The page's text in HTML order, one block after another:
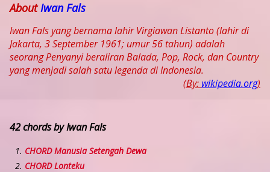
AboutIwan Fals
Iwan Fals yang bernama lahir Virgiawan Listanto (lahir di
Jakarta, 3 September 1961; umur 56 tahun) adalah
seorang Penyanyi beraliran Balada, Pop, Rock, dan Country
yang menjadi salah satu legenda di Indonesia.
(By: wikipedia.org)
42 chords by Iwan Fals
CHORD Manusia Setengah Dewa
CHORD Lonteku